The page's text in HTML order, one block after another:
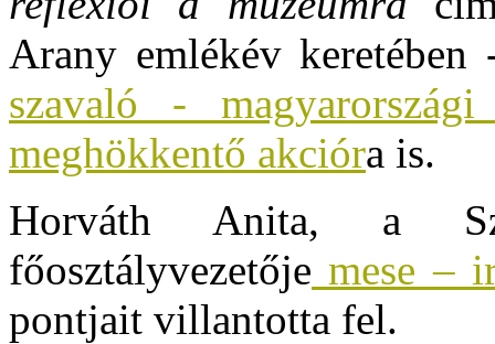
Arany emlékév
szavaló -
meghökkentő akcióra is.
Horváth Anita, a
főosztályvezetője mese –
pontjait villantotta fel.